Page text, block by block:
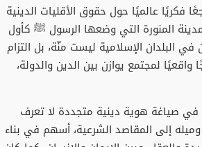
مراكش الصادر سنة 2016 ليشكل مرجعًا فكريًا عالميًا حول حقوق الأقليات الدينية
المنورة التي وضعها الرسول ﷺ كأول
البلدان الإسلامية ليست منّة، بل التزام
لمجتمع يوازن بين الدين والدولة،
في صياغة هوية دينية متجددة لا تعرف
إلى المقاصد الشرعية، أسهم في بناء